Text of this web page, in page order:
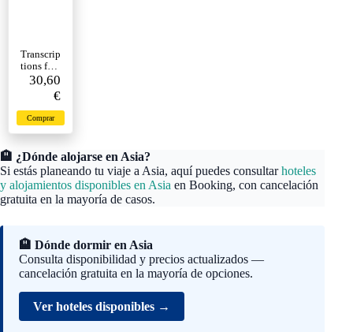
Transcrip
tions for
Solo
30,60
€
Comprar
🏨 ¿Dónde alojarse en Asia?
Si estás planeando tu viaje a Asia, aquí puedes consultarhoteles
y alojamientos disponibles en Asia en Booking, con cancelación
gratuita en la mayoría de casos.
🏨 Dónde dormir en Asia
Consulta disponibilidad y precios actualizados —
cancelación gratuita en la mayoría de opciones.
Ver hoteles disponibles →